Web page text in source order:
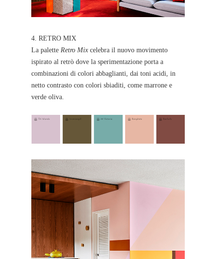
4. RETRO MIX
La palette Retro Mix celebra il nuovo movimento
ispirato al retrò dove la sperimentazione porta a
combinazioni di colori abbaglianti, dai toni acidi, in
netto contrasto con colori sbiaditi, come marrone e
verde oliva.